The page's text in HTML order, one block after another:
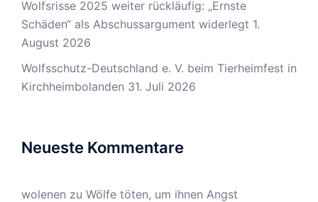
Wolfsrisse 2025 weiter rückläufig: „Ernste
Schäden“ als Abschussargument widerlegt 1.
August 2026
Wolfsschutz-Deutschland e. V. beim Tierheimfest in
Kirchheimbolanden 31. Juli 2026
Neueste Kommentare
wolenen zu Wölfe töten, um ihnen Angst